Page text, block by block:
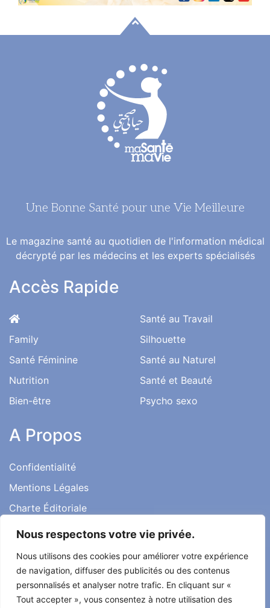
Nous respectons votre vie privée.
Nous utilisons des cookies pour améliorer votre expérience
de navigation, diffuser des publicités ou des contenus
personnalisés et analyser notre trafic. En cliquant sur «
Tout accepter », vous consentez à notre utilisation des
Une Bonne Santé pour une Vie Meilleure
Le magazine santé au quotidien de l'information médical
décrypté par les médecins et les experts spécialisés
Accès Rapide
Family
Santé Féminine
Nutrition
Bien-être
Santé au Travail
Silhouette
Santé au Naturel
Santé et Beauté
Psycho sexo
A Propos
Confidentialité
Mentions Légales
Charte Éditoriale
Conditions d’utilisation
Témoignages